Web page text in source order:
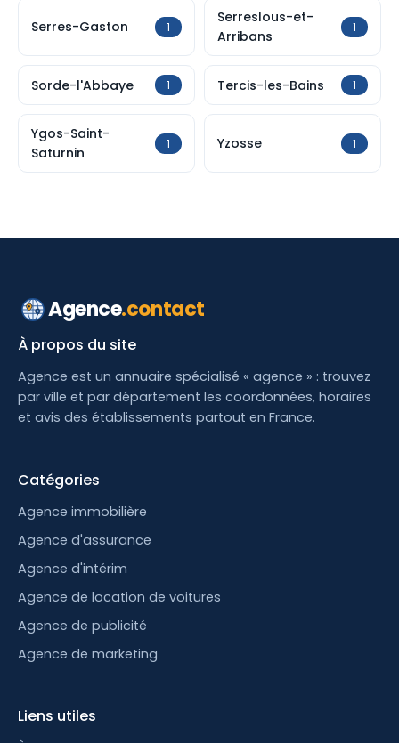
Serres-Gaston 1
Serreslous-et-
Arribans
1
Sorde-l'Abbaye 1 Tercis-les-Bains 1
Ygos-Saint-
Saturnin
1 Yzosse 1
Agence.contact
À propos du site
Agence est un annuaire spécialisé « agence » : trouvez
par ville et par département les coordonnées, horaires
et avis des établissements partout en France.
Catégories
Agence immobilière
Agence d'assurance
Agence d'intérim
Agence de location de voitures
Agence de publicité
Agence de marketing
Liens utiles